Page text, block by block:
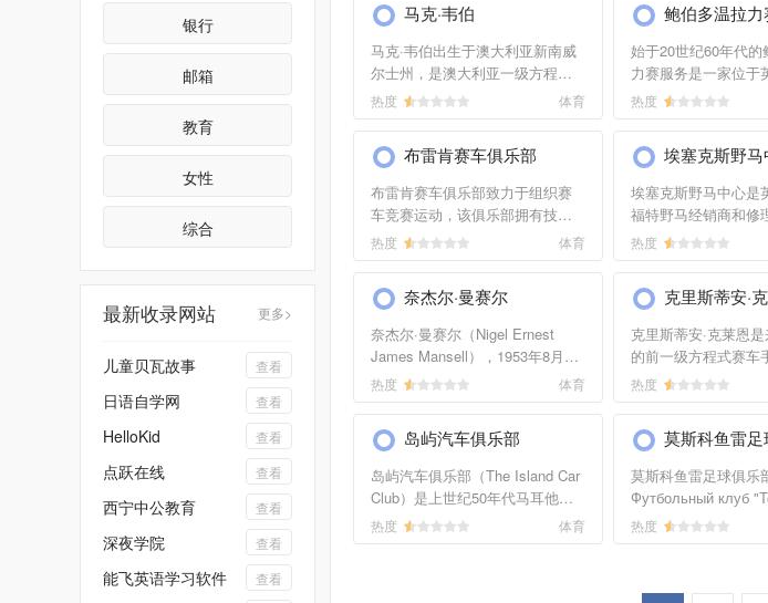
银行
邮箱
教育
女性
综合
最新收录网站 更多>
儿童贝瓦故事 查看
日语自学网 查看
HelloKid 查看
点跃在线 查看
西宁中公教育 查看
深夜学院 查看
能飞英语学习软件 查看
式旅游和各种休闲娱乐活动等各
种富有时代感的特色服务。
程，教授学员如何控
马克·韦伯
马克·韦伯出生于澳大利亚新南威
尔士州，是澳大利亚一级方程式
赛车手。自幼与体育运动有密切
他获得新南威尔士州卡丁车冠
军。之后多次获得好成绩，并在
赞助商的资助下有机会前往欧洲
参与赛事。1995年，他前往英国
继续其赛车生涯。目前，他效力
的最新赛况、个人经历、赛事新
闻、图片、视频等内容。
热度 体育
鲍伯多温拉力
始于20世纪60年代的
力赛服务是一家位于
南部、生产MK1和
拉力赛赛车的开发方
经验。该网站内容有
图片、视频等。
热度
布雷肯赛车俱乐部
布雷肯赛车俱乐部致力于组织赛
车竞赛运动，该俱乐部拥有技术
过硬的会员，及领先的装备。该
其他*信息，及成员博客相关链接
等。
热度 体育
埃塞克斯野马
埃塞克斯野马中心是
福特野马经销商和修
马是美国最经典的跑
深得狂热车迷的青睐
提供待售的经典野马
行维修、保养、改装
提供专业的建议服务
该网站还能阅读到有
热度
奈杰尔·曼赛尔
奈杰尔·曼赛尔（Nigel Ernest
James Mansell），1953年8月出
生于英国伍斯特郡
一级方程式锦标赛（Formula One
World Championship）冠军、于
1993年夺得印地赛车系列赛
（CART Indy Car World Series）
冠军。网站提供奈杰尔·曼赛尔的
热度 体育
克里斯蒂安·
克里斯蒂安·克莱恩
的前一级方程式赛车
方程式赛总共拿下14
并于2001年夺得五场
获得年度排名第三。
勒芒洲际杯大奖赛
（Intercontinental
Cup）中为阿斯顿马丁
热度
岛屿汽车俱乐部
岛屿汽车俱乐部（The Island Car
Club）是上世纪50年代马耳他岛
最古老、最具名望的赛车俱乐
热度 体育
莫斯科鱼雷
莫斯科鱼雷足球俱乐
Футбольный клуб
Москва）是一支位
热度